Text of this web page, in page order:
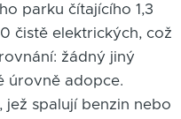
parku čítajícího 1,3
čistě elektrických, což
žádný jiný
úrovně adopce.
jež spalují benzin nebo